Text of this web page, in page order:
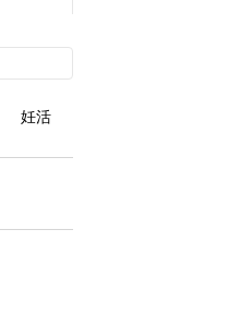
妊活